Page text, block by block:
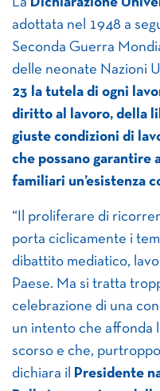
La Dichiarazione
adottata nel 1948 a
Seconda Guerra
delle neonate Nazioni
23 la tutela di ogni
diritto al lavoro, della
giuste condizioni di
che possano garantire
familiari un’esistenza
“Il proliferare di
porta ciclicamente i
dibattito mediatico,
Paese. Ma si tratta
celebrazione di una
un intento che affonda
scorso e che,
dichiara il
Presidente